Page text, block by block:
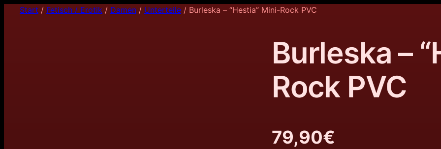
e
Start / Fetisch / Erotik / Damen / Unterteile / Burleska – “Hestia” Mini-Rock PVC
Burleska –
Rock PVC
79,90€